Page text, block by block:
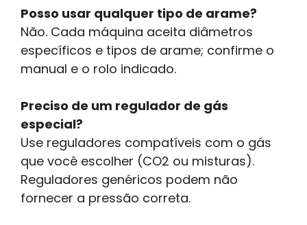
Posso usar qualquer tipo de arame?
Não. Cada máquina aceita diâmetros
específicos e tipos de arame; confirme o
manual e o rolo indicado.
Preciso de um regulador de gás
especial?
Use reguladores compatíveis com o gás
que você escolher (CO2 ou misturas).
Reguladores genéricos podem não
fornecer a pressão correta.